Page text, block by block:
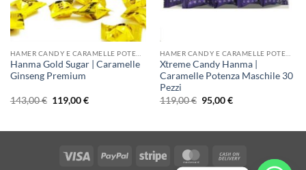
Hanma Gold Sugar | Caramelle
Ginseng Premium
143,00€ Il
prezzo
119,00€Il
Xtreme Candy Hanma |
Caramelle Potenza Maschile 30
Pezzi
119,00€ Il
prezzo
95,00€Il
Visa PayPal Stripe MasterCard